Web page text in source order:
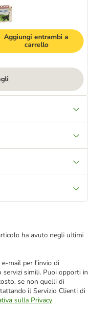
Aggiungi entrambi a
carrello
ha avuto negli ultimi
mail per l'invio di
simili. Puoi opporti in
se non quelli di
il Servizio Clienti di
sulla Privacy